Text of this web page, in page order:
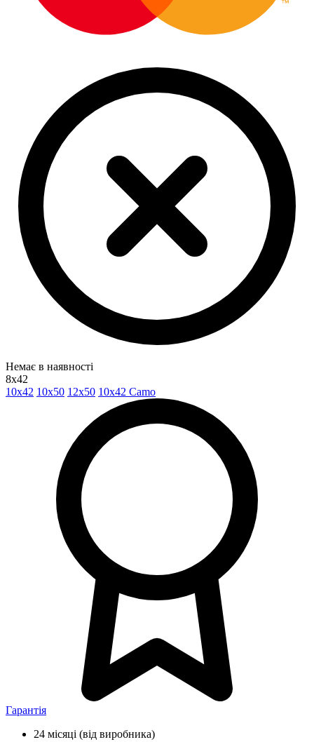
Немає в наявності
8x42
10x42 10x50 12x50 10x42 Camo
Гарантія
24 місяці (від виробника)